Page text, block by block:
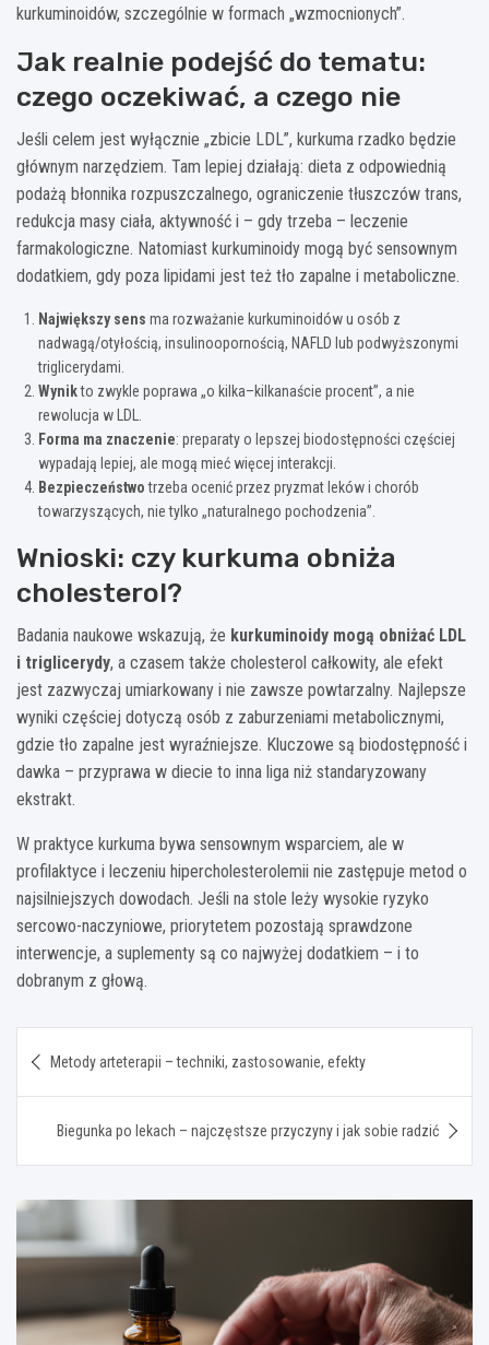
kurkuminoidów, szczególnie w formach „wzmocnionych”.
Jak realnie podejść do tematu:
czego oczekiwać, a czego nie
Jeśli celem jest wyłącznie „zbicie LDL”, kurkuma rzadko będzie
głównym narzędziem. Tam lepiej działają: dieta z odpowiednią
podażą błonnika rozpuszczalnego, ograniczenie tłuszczów trans,
redukcja masy ciała, aktywność i – gdy trzeba – leczenie
farmakologiczne. Natomiast kurkuminoidy mogą być sensownym
dodatkiem, gdy poza lipidami jest też tło zapalne i metaboliczne.
Największy sens ma rozważanie kurkuminoidów u osób z
nadwagą/otyłością, insulinoopornością, NAFLD lub podwyższonymi
triglicerydami.
Wynikto zwykle poprawa „o kilka–kilkanaście procent”, a nie
rewolucja w LDL.
Forma ma znaczenie: preparaty o lepszej biodostępności częściej
wypadają lepiej, ale mogą mieć więcej interakcji.
Bezpieczeństwotrzeba ocenić przez pryzmat leków i chorób
towarzyszących, nie tylko „naturalnego pochodzenia”.
Wnioski: czy kurkuma obniża
cholesterol?
Badania naukowe wskazują, że kurkuminoidy mogą obniżać LDL
i triglicerydy, a czasem także cholesterol całkowity, ale efekt
jest zazwyczaj umiarkowany i nie zawsze powtarzalny. Najlepsze
wyniki częściej dotyczą osób z zaburzeniami metabolicznymi,
gdzie tło zapalne jest wyraźniejsze. Kluczowe są biodostępność i
dawka – przyprawa w diecie to inna liga niż standaryzowany
ekstrakt.
W praktyce kurkuma bywa sensownym wsparciem, ale w
profilaktyce i leczeniu hipercholesterolemii nie zastępuje metod o
najsilniejszych dowodach. Jeśli na stole leży wysokie ryzyko
sercowo-naczyniowe, priorytetem pozostają sprawdzone
interwencje, a suplementy są co najwyżej dodatkiem – i to
dobranym z głową.
wpisu
Metody arteterapii – techniki, zastosowanie, efekty
Biegunka po lekach – najczęstsze przyczyny i jak sobie radzić